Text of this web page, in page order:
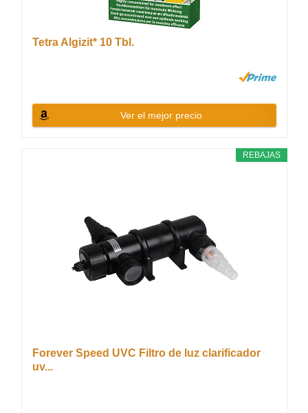
Tetra Algizit* 10 Tbl.
Ver el mejor precio
REBAJAS
Forever Speed UVC Filtro de luz clarificador
uv...